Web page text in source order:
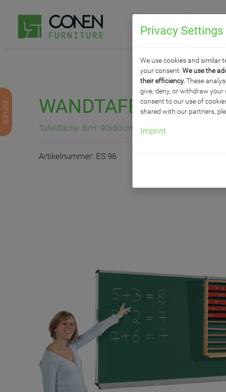
zurück WANDTAFEL AUS
Tafelfläche: B/H: 90x60 cm, schwarz
Artikelnummer: ES 96
Privacy Settings
We use cookies and similar
your consent. We use the
their efficiency.These
give, deny, or withdraw
consent to our use of
shared with our partners,
Imprint